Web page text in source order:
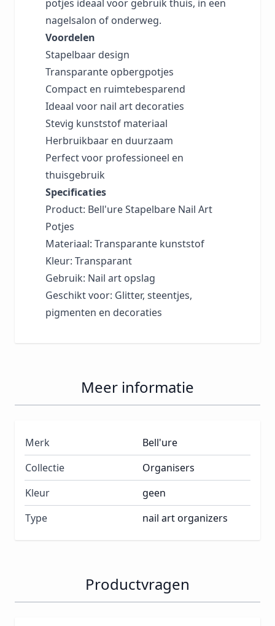
potjes ideaal voor gebruik thuis, in een
nagelsalon of onderweg.
Voordelen
Stapelbaar design
Transparante opbergpotjes
Compact en ruimtebesparend
Ideaal voor nail art decoraties
Stevig kunststof materiaal
Herbruikbaar en duurzaam
Perfect voor professioneel en
thuisgebruik
Specificaties
Product: Bell'ure Stapelbare Nail Art
Potjes
Materiaal: Transparante kunststof
Kleur: Transparant
Gebruik: Nail art opslag
Geschikt voor: Glitter, steentjes,
pigmenten en decoraties
Meer informatie
Merk
Bell'ure
Collectie
Organisers
Kleur
geen
Type
nail art organizers
Productvragen